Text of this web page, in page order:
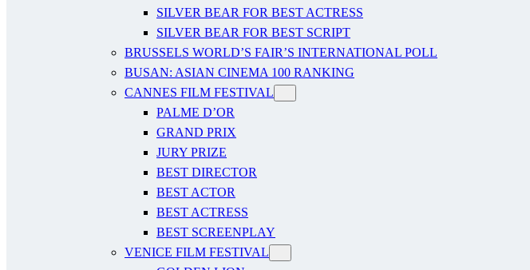
SILVER BEAR FOR BEST ACTRESS
SILVER BEAR FOR BEST SCRIPT
BRUSSELS WORLD’S FAIR’S INTERNATIONAL POLL
BUSAN: ASIAN CINEMA 100 RANKING
CANNES FILM FESTIVAL
PALME D’OR
GRAND PRIX
JURY PRIZE
BEST DIRECTOR
BEST ACTOR
BEST ACTRESS
BEST SCREENPLAY
VENICE FILM FESTIVAL